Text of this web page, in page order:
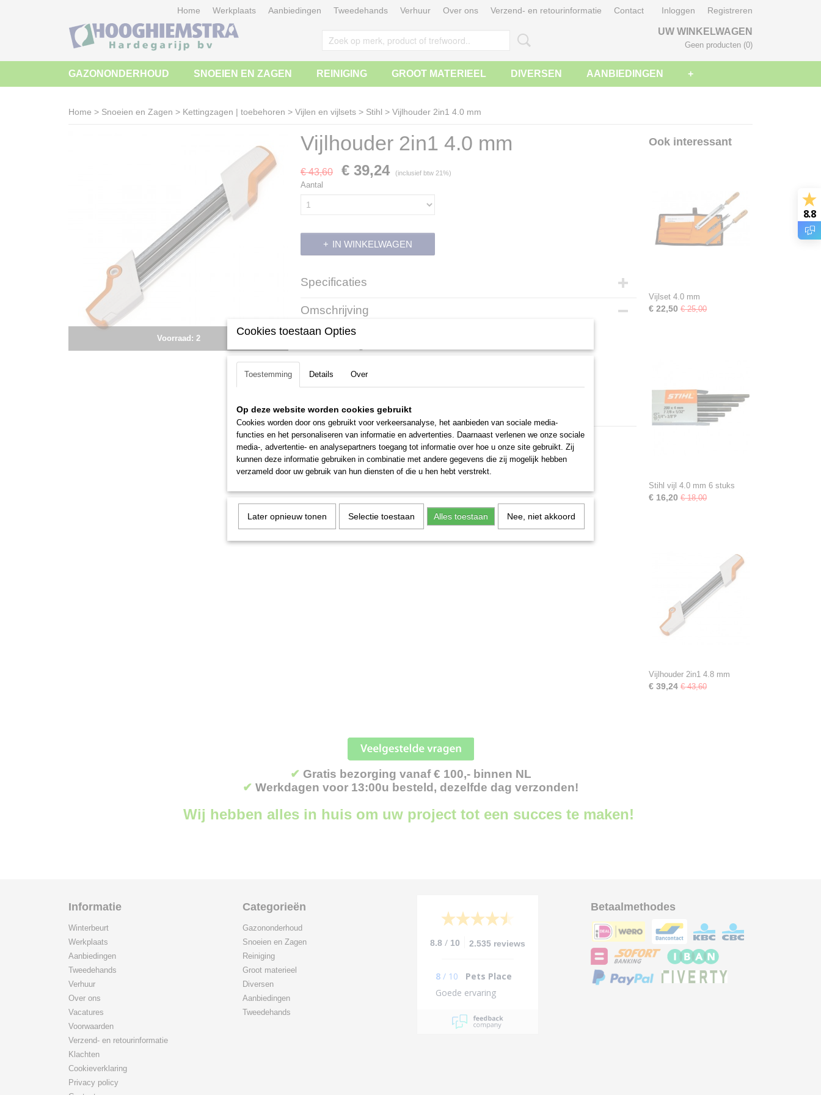
Home Werkplaats Aanbiedingen Tweedehands Verhuur Over ons Verzend- en retourinformatie Contact Inloggen Registreren
UW WINKELWAGEN
Geen producten (0)
GAZONONDERHOUD SNOEIEN EN ZAGEN REINIGING GROOT MATERIEEL DIVERSEN AANBIEDINGEN +
Home > Snoeien en Zagen > Kettingzagen | toebehoren > Vijlen en vijlsets > Stihl > Vijlhouder 2in1 4.0 mm
Voorraad: 2
Vijlhouder 2in1 4.0 mm
€ 43,60 € 39,24 (inclusief btw 21%)
Aantal
IN WINKELWAGEN
Specificaties
Productcode
EAN code
Productcode leverancier
Omschrijving
Stihl vijlhouder 4.0 mm
In 1 handeling tand en dieptebegrenzer slijpen
Ook interessant
Vijlset 4.0 mm
€ 22,50 € 25,00
Stihl vijl 4.0 mm 6 stuks
€ 16,20 € 18,00
Vijlhouder 2in1 4.8 mm
€ 39,24 € 43,60
✔ Gratis bezorging vanaf € 100,- binnen NL
✔ Werkdagen voor 13:00u besteld, dezelfde dag verzonden!
Wij hebben alles in huis om uw project tot een succes te maken!
Informatie
Winterbeurt
Werkplaats
Aanbiedingen
Tweedehands
Verhuur
Over ons
Vacatures
Voorwaarden
Verzend- en retourinformatie
Klachten
Cookieverklaring
Privacy policy
Categorieën
Gazononderhoud
Snoeien en Zagen
Reiniging
Groot materieel
Diversen
Aanbiedingen
Tweedehands
8.8 / 10 2.535 reviews
8 / 10
Pets Place
Goede ervaring
8.8
Betaalmethodes
Cookies toestaan Opties
Toestemming Details Over
Op deze website worden cookies gebruikt
Cookies worden door ons gebruikt voor verkeersanalyse, het aanbieden van sociale media-
functies en het personaliseren van informatie en advertenties. Daarnaast verlenen we onze sociale
media-, advertentie- en analysepartners toegang tot informatie over hoe u onze site gebruikt. Zij
kunnen deze informatie gebruiken in combinatie met andere gegevens die zij mogelijk hebben
verzameld door uw gebruik van hun diensten of die u hen hebt verstrekt.
Later opnieuw tonen Selectie toestaan Alles toestaan Nee, niet akkoord